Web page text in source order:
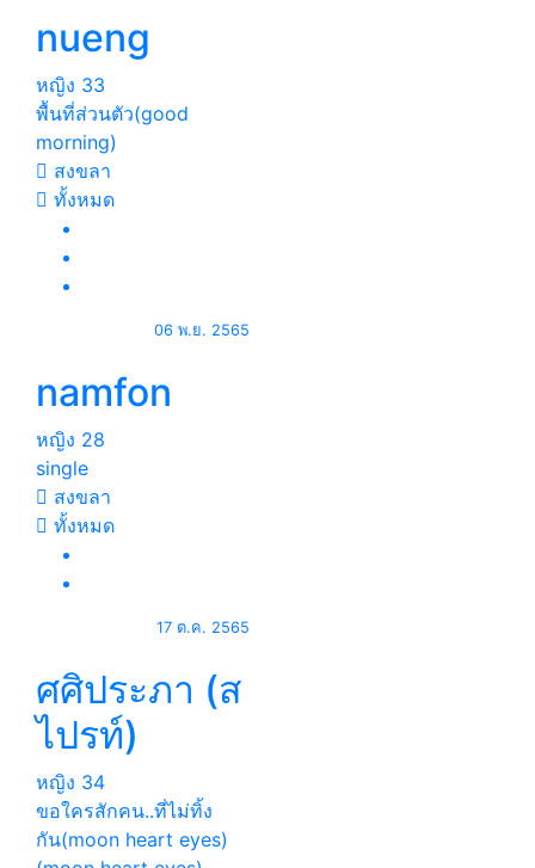
nueng
หญิง 33
พื้นที่ส่วนตัว(good
morning)
สงขลา
ทั้งหมด
06 พ.ย. 2565
namfon
หญิง 28
single
สงขลา
ทั้งหมด
17 ต.ค. 2565
ศศิประภา (ส
ไปรท์)
หญิง 34
ขอใครสักคน..ที่ไม่ทิ้ง
กัน(moon heart eyes)